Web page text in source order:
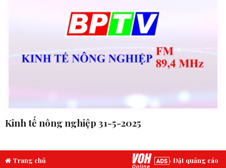
Kinh tế nông nghiệp 31-5-2025
Trang chủ Đặt quảng cáo